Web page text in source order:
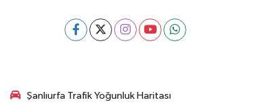
Şanlıurfa Trafik Yoğunluk Haritası